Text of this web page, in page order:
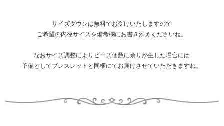
サイズダウンは無料でお受けいたしますので
ご希望の内径サイズを備考欄にお書き添えくださいね。
なおサイズ調整によりビーズ個数に余りが生じた場合には
予備としてブレスレットと同梱にてお届けさせていただきますね。